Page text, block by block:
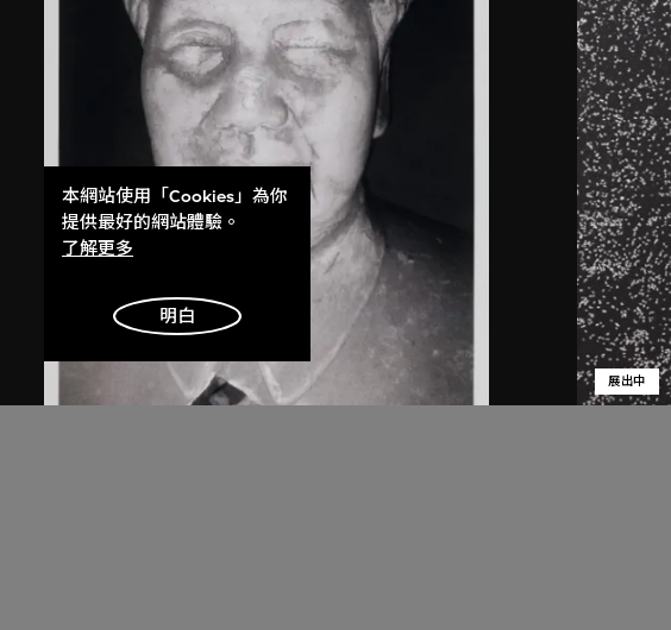
展出中
本網站使用「Cookies」為你
提供最好的網站體驗。
了解更多
明白